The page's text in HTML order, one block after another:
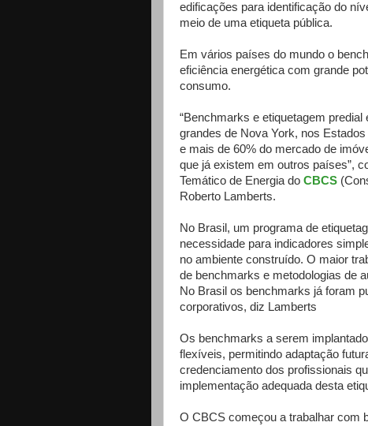
edificações para identificação do
meio de uma etiqueta pública.
Em vários países do mundo o
eficiência energética com grande
consumo.
“Benchmarks e etiquetagem
grandes de Nova York, nos
e mais de 60% do mercado de
que já existem em outros países”,
Temático de Energia do CBCS
Roberto Lamberts.
No Brasil, um programa de
necessidade para indicadores
no ambiente construído. O maior
de benchmarks e metodologias de
No Brasil os benchmarks já foram
corporativos, diz Lamberts
Os benchmarks a serem
flexíveis, permitindo adaptação
credenciamento dos profissionais
implementação adequada desta
O CBCS começou a trabalhar com